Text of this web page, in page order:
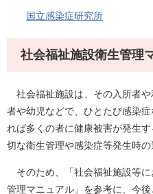
国立感染症研究所
社会福祉施設衛生管理
社会福祉施設は、その入所者
者や幼児などで、ひとたび感染
れば多くの者に健康被害が発生
切な衛生管理や感染症等発生時
そのため、「社会福祉施設等
管理マニュアル」を参考に、今